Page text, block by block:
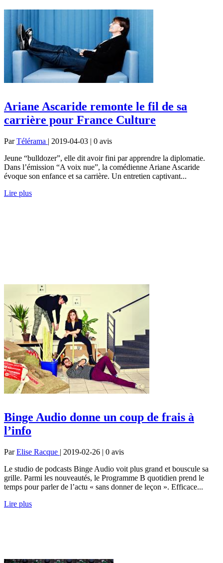
Ariane Ascaride remonte le fil de sa
carrière pour France Culture
ParTélérama | 2019-04-03 | 0 avis
Jeune “bulldozer”, elle dit avoir fini par apprendre la diplomatie.
Dans l’émission “A voix nue”, la comédienne Ariane Ascaride
évoque son enfance et sa carrière. Un entretien captivant...
Lire plus
Binge Audio donne un coup de frais à
l’info
ParElise Racque | 2019-02-26 | 0 avis
Le studio de podcasts Binge Audio voit plus grand et bouscule sa
grille. Parmi les nouveautés, le Programme B quotidien prend le
temps pour parler de l’actu « sans donner de leçon ». Efficace...
Lire plus